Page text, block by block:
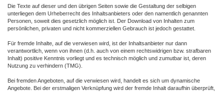
Die Texte auf dieser und den übrigen Seiten sowie die Gestaltung der selbigen
unterliegen dem Urheberrecht des Inhaltsanbieters oder den namentlich genannten
Personen, soweit dies gesetzlich möglich ist. Der Download von Inhalten zum
persönlichen, privaten und nicht kommerziellen Gebrauch ist jedoch gestattet.
Für fremde Inhalte, auf die verwiesen wird, ist der Inhaltsanbieter nur dann
verantwortlich, wenn von ihnen (d.h. auch von einem rechtswidrigen bzw. strafbaren
Inhalt) positive Kenntnis vorliegt und es technisch möglich und zumutbar ist, deren
Nutzung zu verhindern (TMG).
Bei fremden Angeboten, auf die verwiesen wird, handelt es sich um dynamische
Angebote. Bei der erstmaligen Verknüpfung wird der fremde Inhalt daraufhin überprüft,